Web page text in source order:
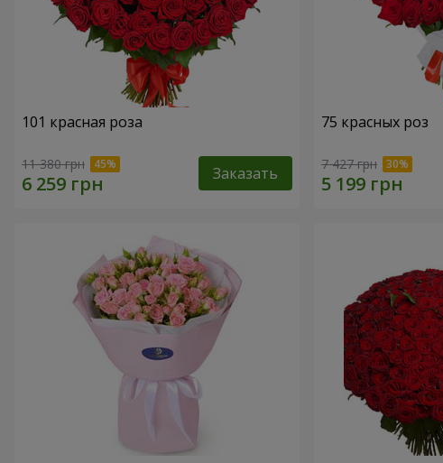
101 красная роза
11 380 грн Заказать
75 красных роз
7 427 грн